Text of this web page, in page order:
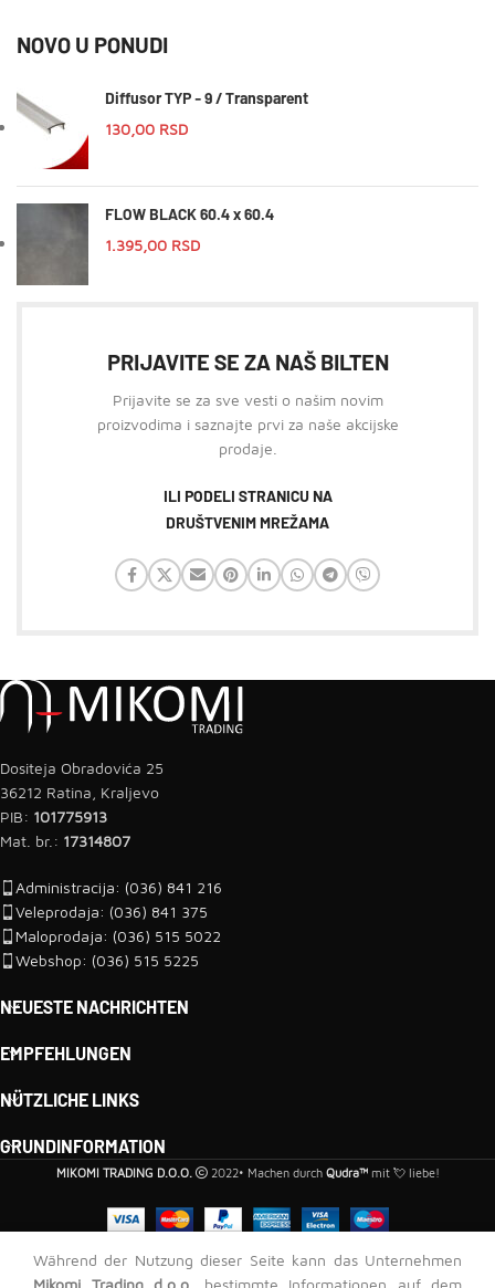
NOVO U PONUDI
Diffusor TYP - 9 / Transparent
130,00 RSD
FLOW BLACK 60.4 x 60.4
1.395,00 RSD
PRIJAVITE SE ZA NAŠ BILTEN
Prijavite se za sve vesti o našim novim
proizvodima i saznajte prvi za naše akcijske
prodaje.
ILI PODELI STRANICU NA
DRUŠTVENIM MREŽAMA
Dositeja Obradovića 25
36212 Ratina, Kraljevo
PIB: 101775913
Mat. br.: 17314807
Administracija: (036) 841 216
Veleprodaja: (036) 841 375
Maloprodaja: (036) 515 5022
Webshop: (036) 515 5225
NEUESTE NACHRICHTEN
EMPFEHLUNGEN
NÜTZLICHE LINKS
GRUNDINFORMATION
MIKOMI TRADING D.O.O. 2022• Machen durch Qudra™mit 💘 liebe!
Während der Nutzung dieser Seite kann das Unternehmen